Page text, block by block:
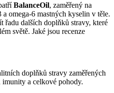
BalanceOil, zaměřený na
omega-6 mastných kyselin v těle.
řadu dalších doplňků stravy, které
světě. Jaké jsou recenze
doplňků stravy zaměřených
imunity a celkové pohody.